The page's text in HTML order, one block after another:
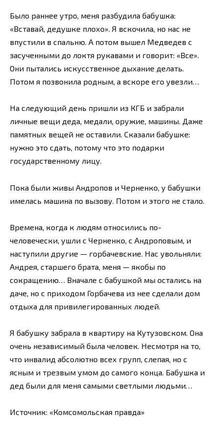
Было раннее утро, меня разбудила бабушка:
«Вставай, дедушке плохо». Я вскочила, но нас не
впустили в спальню. А потом вышел Медведев с
засученными до локтя рукавами и говорит: «Все».
Они пытались искусственное дыхание делать.
Потом я позвонила родным, а вскоре его увезли…
На следующий день пришли из КГБ и забрали
личные вещи деда, медали, оружие, машины. Даже
памятных вещей не оставили. Сказали бабушке:
нужно это сдать, потому что это подарки
государственному лицу.
Пока были живы Андропов и Черненко, у бабушки
имелась машина по вызову. Потом и этого не стало.
Времена, когда к людям относились по-
человечески, ушли с Черненко, с Андроповым, и
наступили другие — горбачевские. Нас увольняли:
Андрея, старшего брата, меня — якобы по
сокращению… Вначале с бабушкой мы остались на
даче, но с приходом Горбачева из нее сделали дом
отдыха для привилегированных людей.
Я бабушку забрала в квартиру на Кутузовском. Она
очень независимый была человек. Несмотря на то,
что инвалид абсолютно всех групп, слепая, но с
ясным и трезвым умом до самого конца. Бабушка и
дед были для меня самыми светлыми людьми…
Источник: «Комсомольская правда»